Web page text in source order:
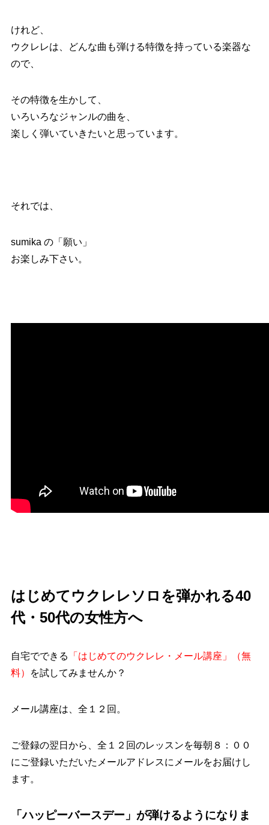
けれど、
ウクレレは、どんな曲も弾ける特徴を持っている楽器な
ので、
その特徴を生かして、
いろいろなジャンルの曲を、
楽しく弾いていきたいと思っています。
それでは、
sumika の「願い」
お楽しみ下さい。
はじめてウクレレソロを弾かれる40
代・50代の女性方へ
自宅でできる
「はじめてのウクレレ・メール講座」（無
料）
を試してみませんか？
メール講座は、全１２回。
ご登録の翌日から、全１２回のレッスンを毎朝８：００
にご登録いただいたメールアドレスにメールをお届けし
ます。
「ハッピーバースデー」が弾けるようになりま